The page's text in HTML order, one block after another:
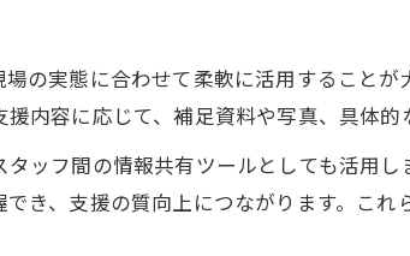
強い放課後等デイサービス計画書作成法
放課後等デイサービス計画書の監査対策要点
減算リスクを防ぐための記載ミス防止策
担当者会議や同意取得の流れを明確にする
の実態に合わせて柔軟に活用すること
内容に応じて、補足資料や写真、具体的
ッフ間の情報共有ツールとしても活用
き、支援の質向上につながります。こ